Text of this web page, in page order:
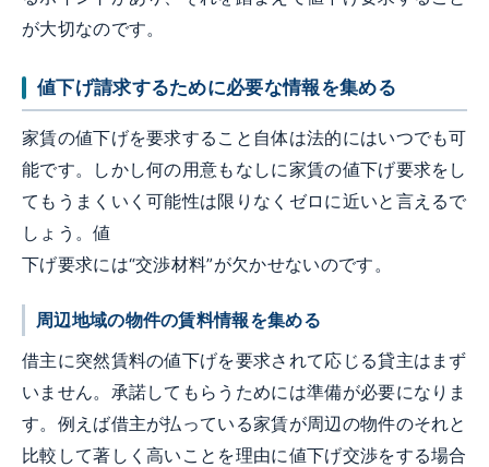
が大切なのです。
値下げ請求するために必要な情報を集める
家賃の値下げを要求すること自体は法的にはいつでも可
能です。しかし何の用意もなしに家賃の値下げ要求をし
てもうまくいく可能性は限りなくゼロに近いと言えるで
しょう。値
下げ要求には“交渉材料”が欠かせないのです。
周辺地域の物件の賃料情報を集める
借主に突然賃料の値下げを要求されて応じる貸主はまず
いません。承諾してもらうためには準備が必要になりま
す。例えば借主が払っている家賃が周辺の物件のそれと
比較して著しく高いことを理由に値下げ交渉をする場合